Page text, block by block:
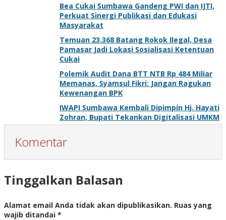
Bea Cukai Sumbawa Gandeng PWI dan IJTI,
Perkuat Sinergi Publikasi dan Edukasi
Masyarakat
Temuan 23.368 Batang Rokok Ilegal, Desa
Pamasar Jadi Lokasi Sosialisasi Ketentuan
Cukai
Polemik Audit Dana BTT NTB Rp 484 Miliar
Memanas, Syamsul Fikri: Jangan Ragukan
Kewenangan BPK
IWAPI Sumbawa Kembali Dipimpin Hj. Hayati
Zohran, Bupati Tekankan Digitalisasi UMKM
Komentar
Tinggalkan Balasan
Alamat email Anda tidak akan dipublikasikan. Ruas yang
wajib ditandai *